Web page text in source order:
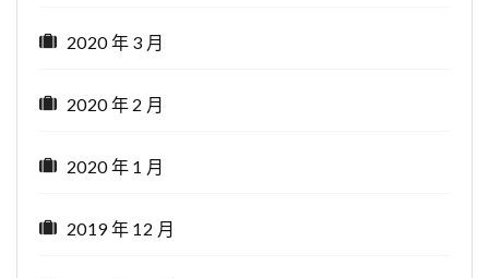
2020 年 3 月
2020 年 2 月
2020 年 1 月
2019 年 12 月